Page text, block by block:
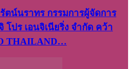
ตน์​นรา​ทร​ กรรมการ​ผู้จัดการ
โปร​ เอน​จิเนีย​ริ่ง​ จำกัด คว้า
THAILAND…